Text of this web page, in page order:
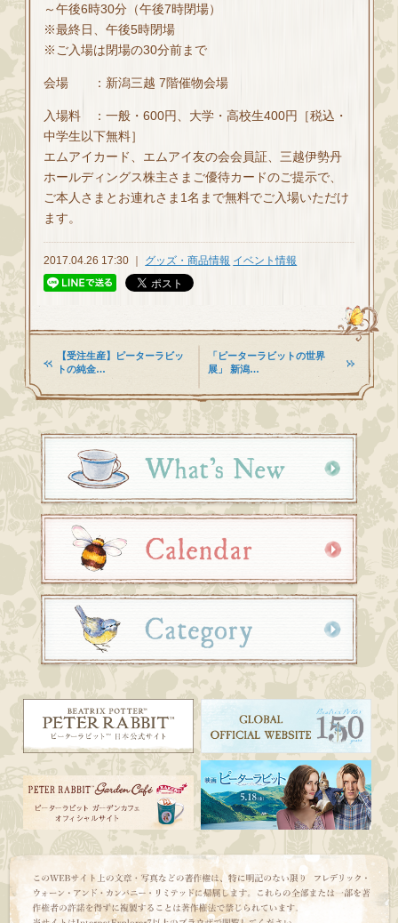
～午後6時30分（午後7時閉場）
※最終日、午後5時閉場
※ご入場は閉場の30分前まで
会場 ：新潟三越 7階催物会場
入場料 ：一般・600円、大学・高校生400円［税込・
中学生以下無料］
エムアイカード、エムアイ友の会会員証、三越伊勢丹
ホールディングス株主さまご優待カードのご提示で、
ご本人さまとお連れさま1名まで無料でご入場いただけ
ます。
2017.04.26 17:30 ｜ グッズ・商品情報 イベント情報
【受注生産】ピーターラビッ
トの純金…
「ピーターラビットの世界
展」 新潟…